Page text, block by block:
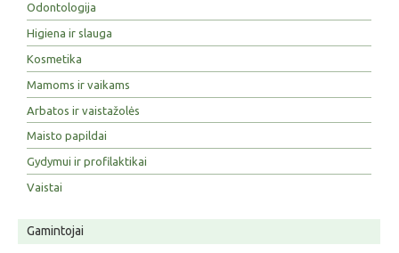
Odontologija
Higiena ir slauga
Kosmetika
Mamoms ir vaikams
Arbatos ir vaistažolės
Maisto papildai
Gydymui ir profilaktikai
Vaistai
Gamintojai